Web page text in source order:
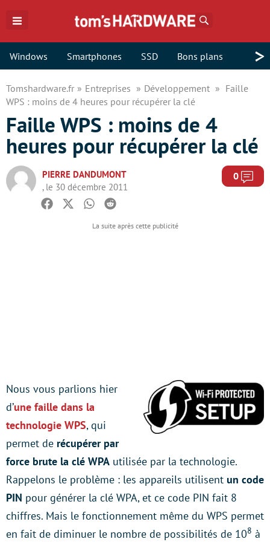
Windows Smartphones SSD Bons plans >
Tomshardware.fr Entreprises Développement
Faille
WPS : moins de 4 heures pour récupérer la clé
Faille WPS : moins de 4
heures pour récupérer la clé
PIERRE DANDUMONT
, le 30 décembre 2011
0
Facebook
TwitterWhatsapp
Reddit
Nous vous parlions hier
d’une faille dans la
technologie WPS, qui
permet de récupérer par
force brute la clé WPA utilisée par la technologie.
Rappelons le problème : les appareils utilisent un code
PIN pour générer la clé WPA, et ce code PIN fait 8
chiffres. Mais le fonctionnement même du WPS permet
en fait de diminuer le nombre de possibilités de 108 à